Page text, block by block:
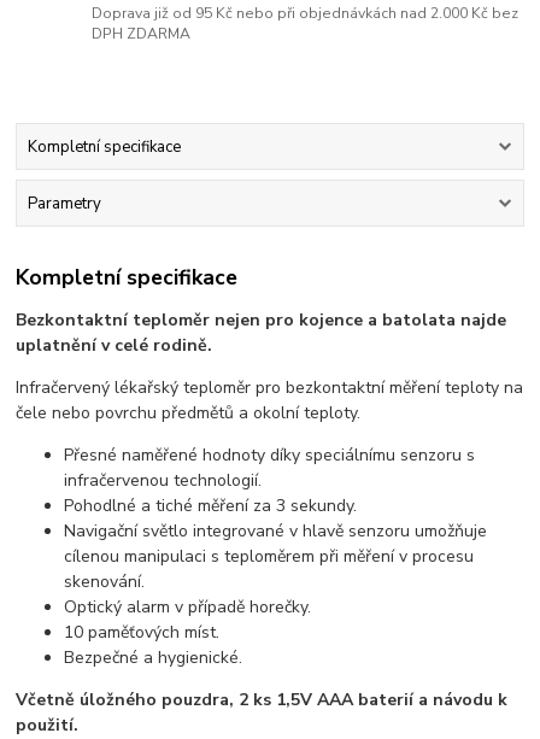
Doprava již od 95 Kč nebo při objednávkách nad 2.000 Kč bez
DPH ZDARMA
Kompletní specifikace
Parametry
Kompletní specifikace
Bezkontaktní teploměr nejen pro kojence a batolata najde
uplatnění v celé rodině.
Infračervený lékařský teploměr pro bezkontaktní měření teploty na
čele nebo povrchu předmětů a okolní teploty.
Přesné naměřené hodnoty díky speciálnímu senzoru s
infračervenou technologií.
Pohodlné a tiché měření za 3 sekundy.
Navigační světlo integrované v hlavě senzoru umožňuje
cílenou manipulaci s teploměrem při měření v procesu
skenování.
Optický alarm v případě horečky.
10 paměťových míst.
Bezpečné a hygienické.
Včetně úložného pouzdra, 2 ks 1,5V AAA baterií a návodu k
použití.